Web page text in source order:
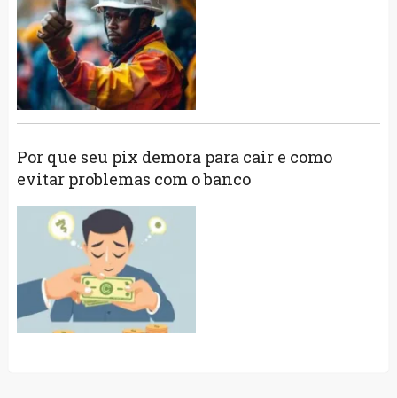
Por que seu pix demora para cair e como
evitar problemas com o banco